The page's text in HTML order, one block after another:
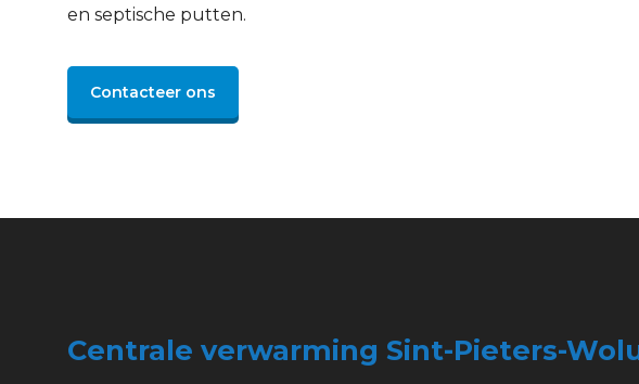
en septische putten.
Contacteer ons
Centrale verwarming Sint-Pieters-